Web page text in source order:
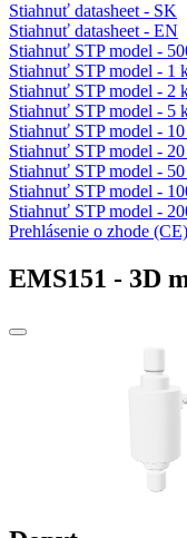
Stiahnuť datasheet - SK
Stiahnuť datasheet - EN
Stiahnuť STP model -
Stiahnuť STP model - 1
Stiahnuť STP model - 2
Stiahnuť STP model - 5
Stiahnuť STP model -
Stiahnuť STP model -
Stiahnuť STP model -
Stiahnuť STP model -
Stiahnuť STP model -
Prehlásenie o zhode (CE)
EMS151 - 3D